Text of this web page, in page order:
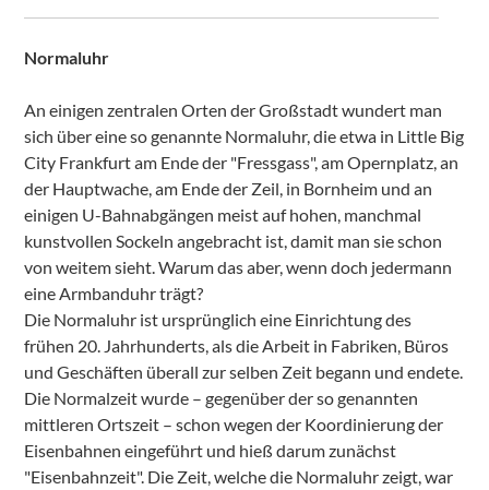
Normaluhr
An einigen zentralen Orten der Großstadt wundert man
sich über eine so genannte Normaluhr, die etwa in Little Big
City Frankfurt am Ende der "Fressgass", am Opernplatz, an
der Hauptwache, am Ende der Zeil, in Bornheim und an
einigen U-Bahnabgängen meist auf hohen, manchmal
kunstvollen Sockeln angebracht ist, damit man sie schon
von weitem sieht. Warum das aber, wenn doch jedermann
eine Armbanduhr trägt?
Die Normaluhr ist ursprünglich eine Einrichtung des
frühen 20. Jahrhunderts, als die Arbeit in Fabriken, Büros
und Geschäften überall zur selben Zeit begann und endete.
Die Normalzeit wurde – gegenüber der so genannten
mittleren Ortszeit – schon wegen der Koordinierung der
Eisenbahnen eingeführt und hieß darum zunächst
"Eisenbahnzeit". Die Zeit, welche die Normaluhr zeigt, war